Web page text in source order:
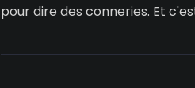
pour dire des conneries. Et